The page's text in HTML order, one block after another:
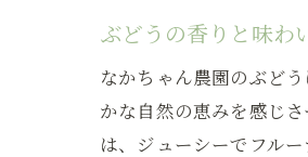
ぶどうの香りと味わ
なかちゃん農園のぶど
かな自然の恵みを感じ
は、ジューシーでフル